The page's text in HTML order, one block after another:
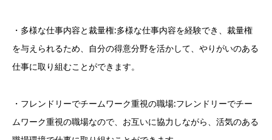
・多様な仕事内容と裁量権:多様な仕事内容を経験でき、裁量権
を与えられるため、自分の得意分野を活かして、やりがいのある
仕事に取り組むことができます。
・フレンドリーでチームワーク重視の職場:フレンドリーでチー
ムワーク重視の職場なので、お互いに協力しながら、活気のある